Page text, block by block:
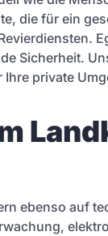
die für ein
Sicherheit.
private
ebenso auf